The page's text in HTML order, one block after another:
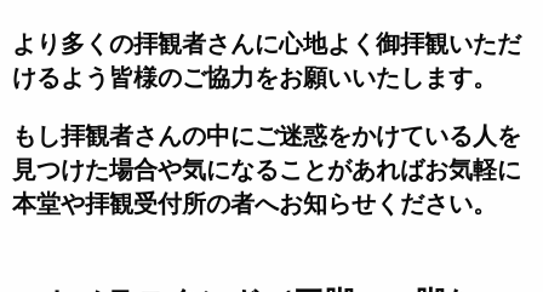
より多くの拝観者さんに心地よく御拝観いただ
けるよう皆様のご協力をお願いいたします。
もし拝観者さんの中にご迷惑をかけている人を
見つけた場合や気になることがあればお気軽に
本堂や拝観受付所の者へお知らせください。